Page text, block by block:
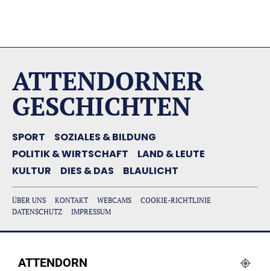
ATTENDORNER
GESCHICHTEN
SPORT
SOZIALES & BILDUNG
POLITIK & WIRTSCHAFT
LAND & LEUTE
KULTUR
DIES & DAS BLAULICHT
ÜBER UNS KONTAKT WEBCAMS
COOKIE-RICHTLINIE
DATENSCHUTZ
IMPRESSUM
ATTENDORN